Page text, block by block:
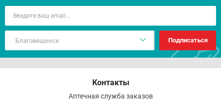
Подписаться
Контакты
Аптечная служба заказов